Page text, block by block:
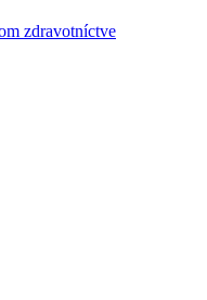
zdravotníctve